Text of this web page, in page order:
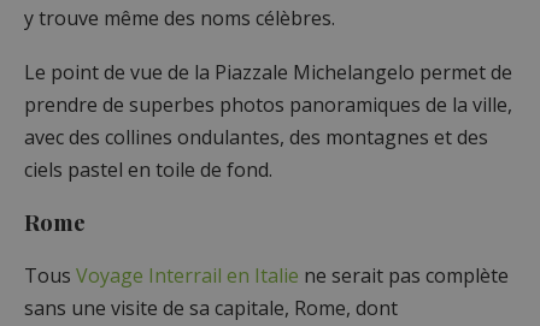
y trouve même des noms célèbres.
Le point de vue de la Piazzale Michelangelo permet de
prendre de superbes photos panoramiques de la ville,
avec des collines ondulantes, des montagnes et des
ciels pastel en toile de fond.
Rome
Tous Voyage Interrail en Italie ne serait pas complète
sans une visite de sa capitale, Rome, dont